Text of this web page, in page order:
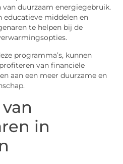
duurzaam energiegebruik.
educatieve middelen en
te helpen bij de
programma’s, kunnen
van financiële
aan een meer duurzame en
in